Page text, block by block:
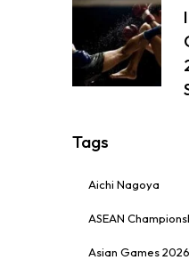
Tags
Aichi Nagoya
ASEAN
Asian Games 2026